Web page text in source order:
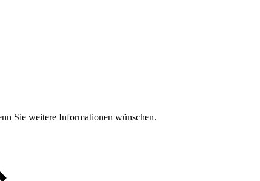
Sie weitere Informationen wünschen.